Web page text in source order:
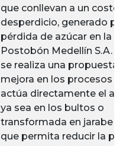
que conllevan a un costo
desperdicio, generado
pérdida de azúcar en la
Postobón Medellín S.A.
se realiza una propuesta
mejora en los procesos
actúa directamente el
ya sea en los bultos o
transformada en jarabe
que permita reducir la